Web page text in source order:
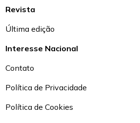
Revista
Última edição
Interesse Nacional
Contato
Política de Privacidade
Política de Cookies